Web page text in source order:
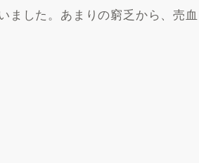
ました。あまりの窮乏から、売血